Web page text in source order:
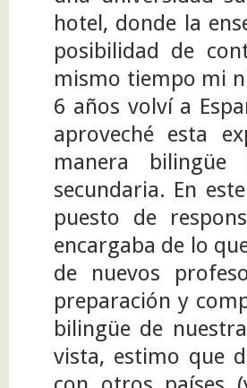
hotel, donde la
posibilidad de
mismo tiempo mi
6 años volví a
aproveché esta
manera
secundaria. En
puesto de
encargaba de lo
de nuevos
preparación y
bilingüe de
vista, estimo que